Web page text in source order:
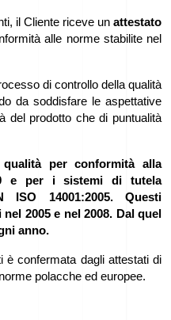
il Cliente riceve un attestato
alle norme stabilite nel
di controllo della qualità
da soddisfare le aspettative
del prodotto che di puntualità
per conformità alla
e per i sistemi di tutela
ISO 14001:2005. Questi
2005 e nel 2008. Dal quel
anno.
è confermata dagli attestati di
polacche ed europee.